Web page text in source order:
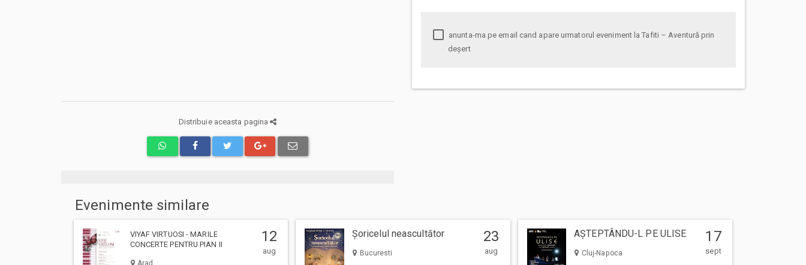
deșert
Distribuie aceasta pagina
Evenimente similare
VIYAF VIRTUOSI - MARILE
CONCERTE PENTRU PIAN II
Arad
12
aug
Șoricelul neascultător
Bucuresti
23
aug
AȘTEPTÂNDU-L PE ULISE
Cluj-Napoca
17
sept